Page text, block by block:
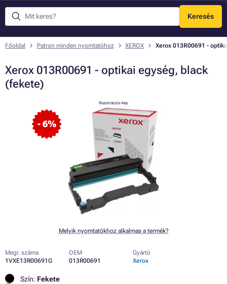
Keresés
Menü
Főoldal Patron minden nyomtatóhoz XEROX Xerox 013R00691 -
Xerox 013R00691 - optikai egység, black
(fekete)
- 6%
Illusztrációs kép
Melyik nyomtatókhoz alkalmas a termék?
Megr. száma
1VXE13R00691G
OEM
013R00691
Gyártó
Xerox
Szín: Fekete